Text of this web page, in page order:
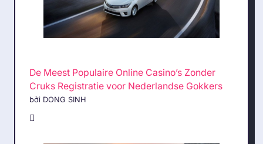
De Meest Populaire Online Casino’s Zonder
Cruks Registratie voor Nederlandse Gokkers
bởi DONG SINH